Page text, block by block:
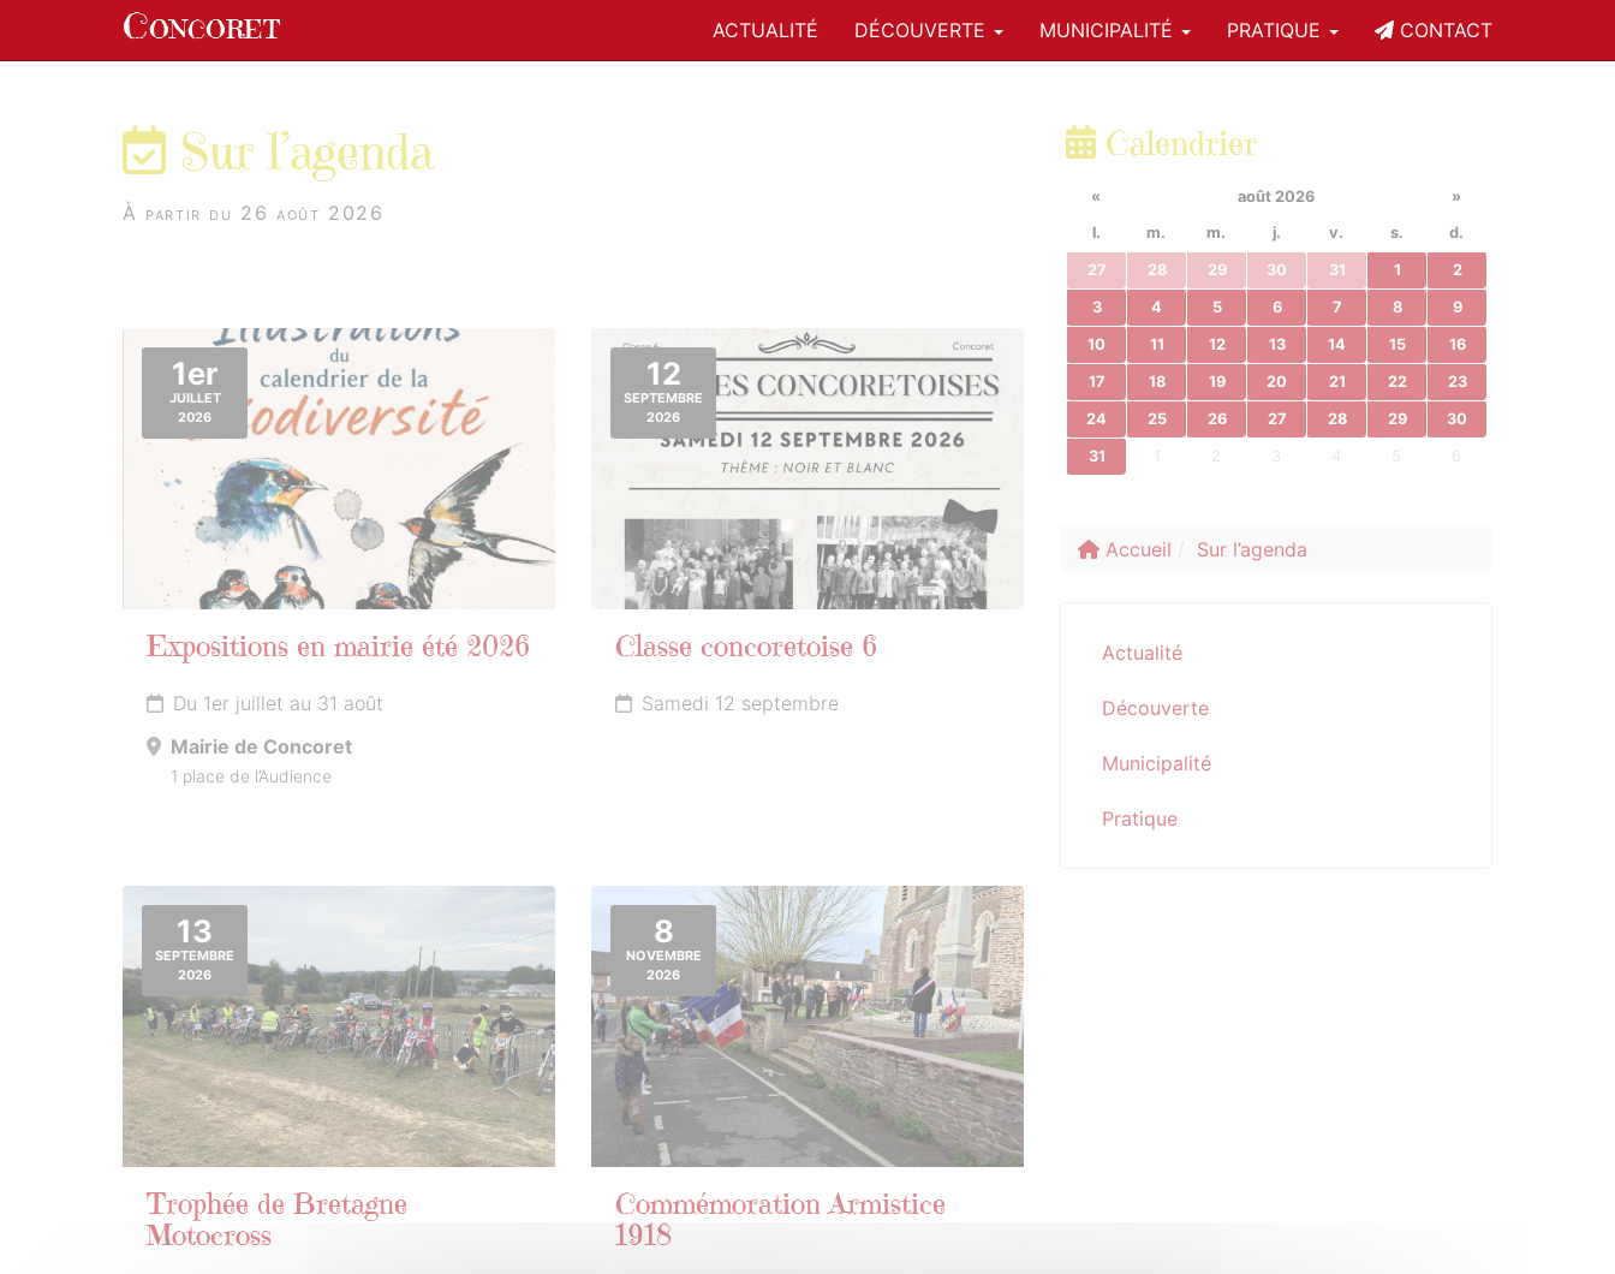
Concoret ACTUALITÉ DÉCOUVERTE MUNICIPALITÉ PRATIQUE CONTACT
Sur l’agenda
À partir du 26 août 2026
1er
JUILLET
2026
Expositions en mairie été 2026
Du 1er juillet au 31 août
Mairie de Concoret
1 place de l’Audience
12
SEPTEMBRE
2026
Classe concoretoise 6
Samedi 12 septembre
13
SEPTEMBRE
2026
Trophée de Bretagne
Motocross
8
NOVEMBRE
2026
Commémoration Armistice
1918
Calendrier
« août 2026
»
l.
m. m. j. v. s. d.
27 28 29 30 31 1 2
3 4 5 6 7 8 9
10 11 12 13 14 15 16
17 18 19 20 21 22 23
24 25 26 27 28 29 30
31 1 2 3 4 5 6
Accueil Sur l’agenda
Actualité
Découverte
Municipalité
Pratique
Panneau de gestion des cookies